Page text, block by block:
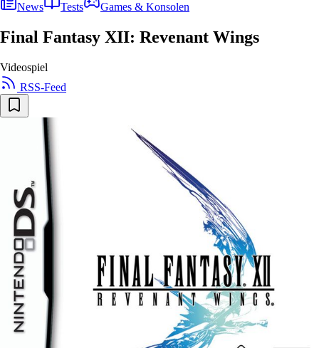
News Tests Games & Konsolen
Final Fantasy XII: Revenant Wings
Videospiel
RSS-Feed